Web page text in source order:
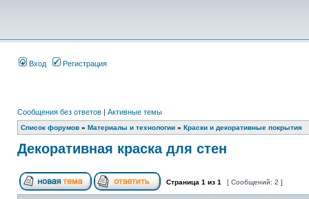
Вход Регистрация
Сообщения без ответов | Активные темы
Список форумов » Материалы и технологии » Краски и декоративные покрытия
Декоративная краска для стен
Страница 1 из 1 [ Сообщений: 2 ]